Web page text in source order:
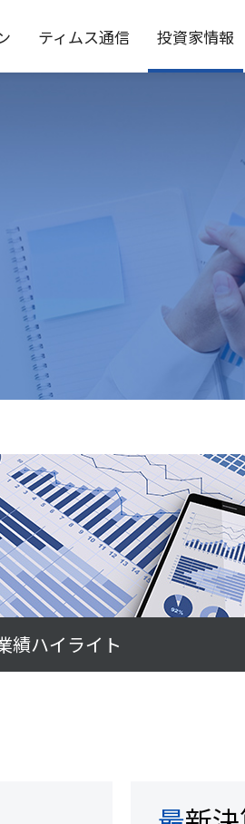
績ハイライト
コーポレート・ガバナ
ティムス通信 投資家情報
コーポレート・